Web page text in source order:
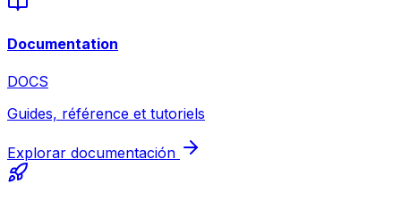
Documentation
DOCS
Guides, référence et tutoriels
Explorar documentación